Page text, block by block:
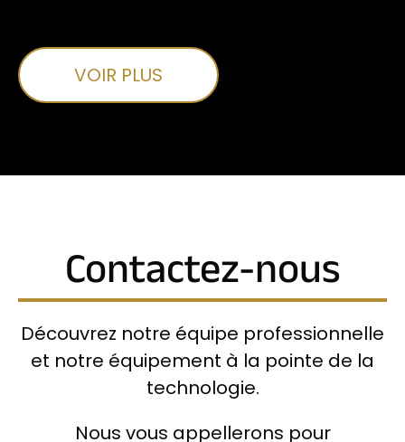
VOIR PLUS
Contactez-nous
Découvrez notre équipe professionnelle
et notre équipement à la pointe de la
technologie.
Nous vous appellerons pour